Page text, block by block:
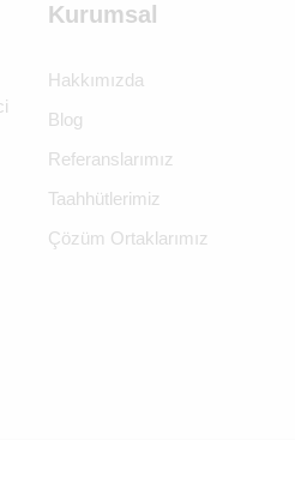
Kurumsal
Hakkımızda
Blog
Referanslarımız
Taahhütlerimiz
Çözüm Ortaklarımız